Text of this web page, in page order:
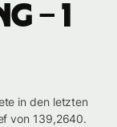
– 1
in den letzten
von 139,2640.